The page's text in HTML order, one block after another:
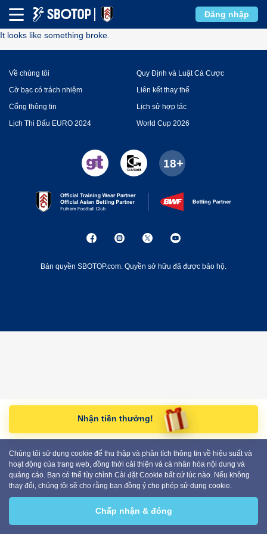
Đăng nhập
Error
It looks like something broke.
Về chúng tôi
Quy Định và Luật Cá Cược
Cờ bạc có trách nhiệm
Liên kết thay thế
Cổng thông tin
Lịch sử hợp tác
Lịch Thi Đấu EURO 2024
World Cup 2026
Bản quyền SBOTOP.com. Quyền sở hữu đã được bảo hộ.
Nhận tiền thưởng!
Chúng tôi sử dụng cookie để thu thập và phân tích thông tin về hiệu suất và
hoạt động của trang web, đồng thời cải thiện và cá nhân hóa nội dung và
quảng cáo. Bạn có thể tùy chỉnh Cài đặt Cookie bất cứ lúc nào. Nếu không
thay đổi, chúng tôi sẽ cho rằng bạn đồng ý cho phép sử dụng cookie.
Chấp nhận & đóng